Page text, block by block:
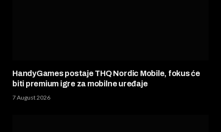
HandyGames postaje THQ Nordic Mobile, fokus će
biti premium igre za mobilne uređaje
7 August 2026